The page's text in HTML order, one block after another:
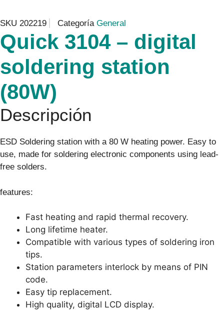
SKU 202219 Categoría General
Quick 3104 – digital
soldering station
(80W)
Descripción
ESD Soldering station with a 80 W heating power. Easy to
use, made for soldering electronic components using lead-
free solders.
features:
Fast heating and rapid thermal recovery.
Long lifetime heater.
Compatible with various types of soldering iron
tips.
Station parameters interlock by means of PIN
code.
Easy tip replacement.
High quality, digital LCD display.